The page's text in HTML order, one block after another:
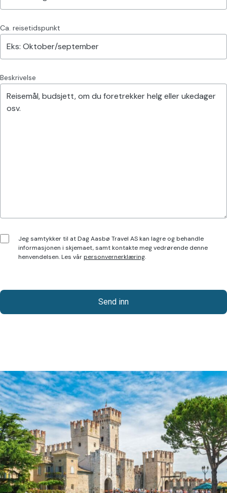
Ca. reisetidspunkt
Beskrivelse
Consent
r
v
Jeg samtykker til at Dag Aasbø Travel AS kan lagre og behandle
informasjonen i skjemaet, samt kontakte meg vedrørende denne
henvendelsen. Les vårpersonvernerklæring.